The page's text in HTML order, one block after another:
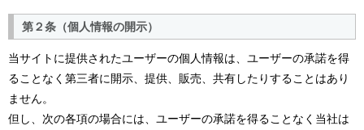
第２条（個人情報の開示）
当サイトに提供されたユーザーの個人情報は、ユーザーの承諾を得
ることなく第三者に開示、提供、販売、共有したりすることはあり
ません。
但し、次の各項の場合には、ユーザーの承諾を得ることなく当社は